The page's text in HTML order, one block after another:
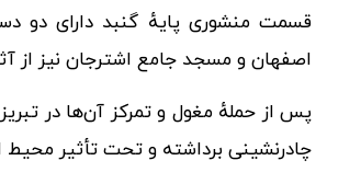
قسمت منشوری پایهٔ گنبد دارای دو
اصفهان و مسجد جامع اشترجان نیز از
پس از حملهٔ مغول و تمرکز آن‌ها در
چادرنشینی برداشته و تحت تأثیر